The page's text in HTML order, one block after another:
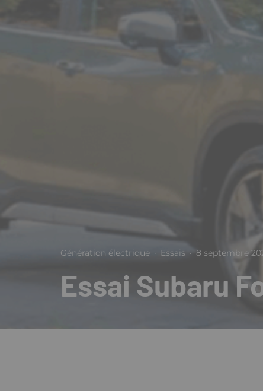
Génération électrique · Essais · 8 septembre
Essai Subaru